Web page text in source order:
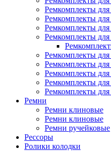
Ремкомплекты для
Ремкомплекты для
Ремкомплекты для
Ремкомплекты
Ремкомплекты для
Ремкомплекты
Ремкомплекты
Ремкомплекты
Ремкомплекты
Ремни
Ремни клиновые
Ремни клиновые
Ремни ручейковые
Рессоры
Ролики колодки